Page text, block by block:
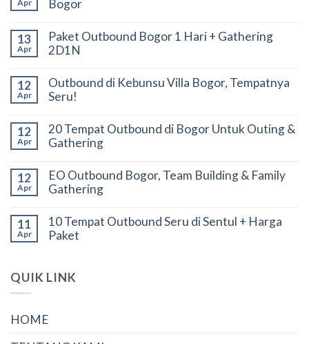
Apr
Bogor
13
Apr
Paket Outbound Bogor 1 Hari + Gathering
2D1N
12
Apr
Outbound di Kebunsu Villa Bogor, Tempatnya
Seru!
12
Apr
20 Tempat Outbound di Bogor Untuk Outing &
Gathering
12
Apr
EO Outbound Bogor, Team Building & Family
Gathering
11
Apr
10 Tempat Outbound Seru di Sentul + Harga
Paket
QUIK LINK
HOME